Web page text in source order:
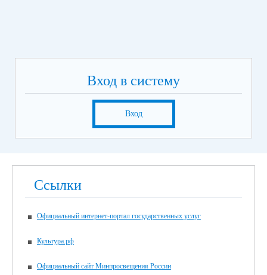
Вход в систему
Вход
Ссылки
Официальный интернет-портал государственных услуг
Культура.рф
Официальный сайт Минпросвещения России